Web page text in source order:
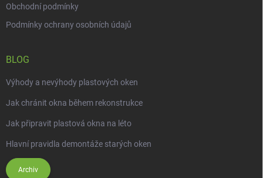
Obchodní podmínky
Podmínky ochrany osobních údajů
BLOG
Výhody a nevýhody plastových oken
Jak chránit okna během rekonstrukce
Jak připravit plastová okna na léto
Hlavní pravidla demontáže starých oken
Archiv